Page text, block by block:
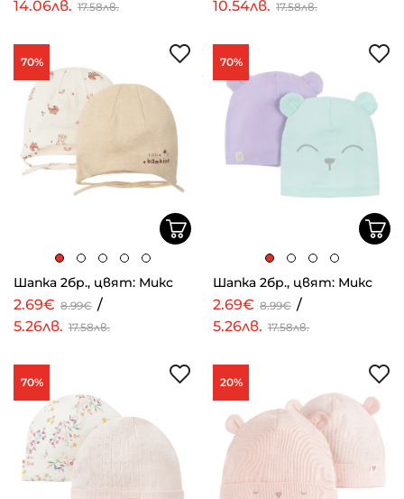
14.06лв. 17.58лв. 10.54лв. 17.58лв.
70%
Шапка 2бр., цвят: Микс
2.69€ 8.99€ /
5.26лв. 17.58лв.
70%
Шапка 2бр., цвят: Микс
2.69€ 8.99€ /
5.26лв. 17.58лв.
70% 20%